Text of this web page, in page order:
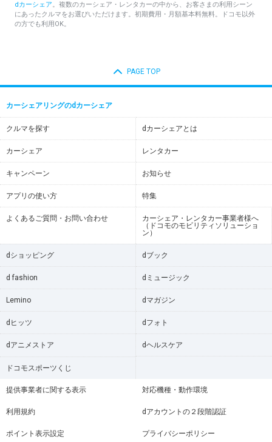
dカーシェア。複数のカーシェア・レンタカーの中から、お客さまの利用シーン
にあったクルマをお選びいただけます。初期費用・月額基本料無料。ドコモ以外
の方でも利用OK。
PAGE TOP
カーシェアリングのdカーシェア
クルマを探す dカーシェアとは
カーシェア レンタカー
キャンペーン お知らせ
アプリの使い方 特集
よくあるご質問・お問い合わせ
カーシェア・レンタカー事業者様へ
（ドコモのモビリティソリューショ
ン）
dショッピング dブック
d fashion dミュージック
Lemino dマガジン
dヒッツ dフォト
dアニメストア dヘルスケア
ドコモスポーツくじ
提供事業者に関する表示 対応機種・動作環境
利用規約 dアカウントの２段階認証
ポイント表示設定 プライバシーポリシー